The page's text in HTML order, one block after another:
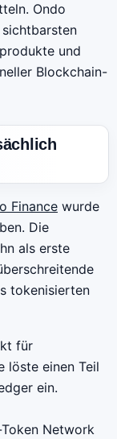
Ondo
und
Blockchain-
Finance wurde
Die
als erste
tokenisierten
für
löste einen Teil
ein.
Network